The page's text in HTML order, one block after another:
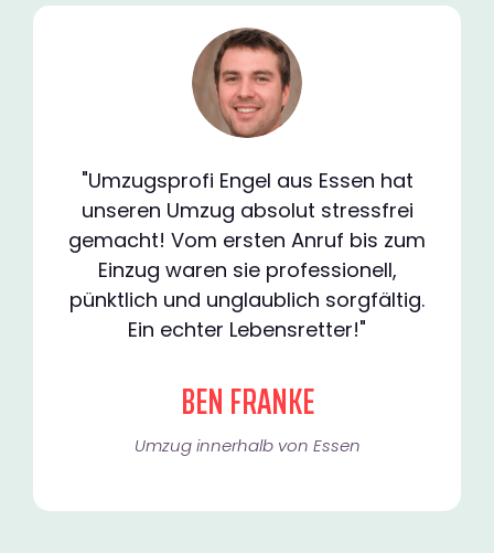
"Umzugsprofi Engel aus Essen hat
unseren Umzug absolut stressfrei
gemacht! Vom ersten Anruf bis zum
Einzug waren sie professionell,
pünktlich und unglaublich sorgfältig.
Ein echter Lebensretter!"
BEN FRANKE
Umzug innerhalb von Essen​